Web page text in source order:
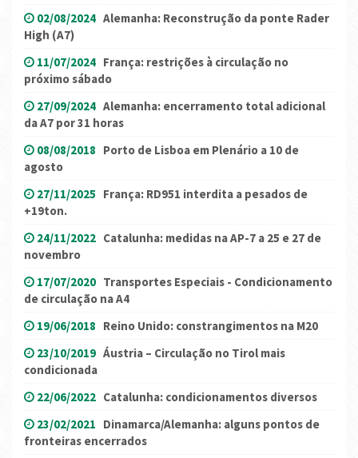
02/08/2024 Alemanha: Reconstrução da ponte Rader
High (A7)
11/07/2024 França: restrições à circulação no
próximo sábado
27/09/2024 Alemanha: encerramento total adicional
da A7 por 31 horas
08/08/2018 Porto de Lisboa em Plenário a 10 de
agosto
27/11/2025 França: RD951 interdita a pesados de
+19ton.
24/11/2022 Catalunha: medidas na AP-7 a 25 e 27 de
novembro
17/07/2020 Transportes Especiais - Condicionamento
de circulação na A4
19/06/2018 Reino Unido: constrangimentos na M20
23/10/2019 Áustria – Circulação no Tirol mais
condicionada
22/06/2022 Catalunha: condicionamentos diversos
23/02/2021 Dinamarca/Alemanha: alguns pontos de
fronteiras encerrados